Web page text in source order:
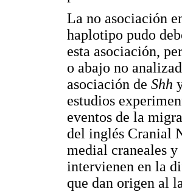
La no asociación
haplotipo pudo
esta asociación,
o abajo no
asociación de Shh
estudios
eventos de la
del inglés Cranial
medial craneales
intervienen en la
que dan origen al